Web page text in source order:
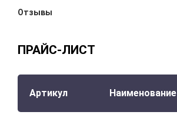
Отзывы
ПРАЙС-ЛИСТ
Артикул Наименование